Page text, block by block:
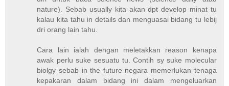
nature). Sebab usually kita akan dpt develop minat tu
kalau kita tahu in details dan menguasai bidang tu lebij
dri orang lain tahu.
Cara lain ialah dengan meletakkan reason kenapa
awak perlu suke sesuatu tu. Contih sy suke molecular
biolgy sebab in the future negara memerlukan tenaga
kepakaran dalam bidang ini dalam mengeluarkan